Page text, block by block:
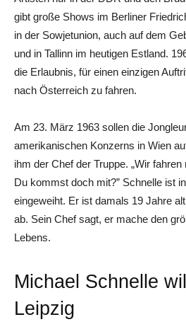
gibt große Shows im Berliner
in der Sowjetunion, auch auf dem
und in Tallinn im heutigen Estland.
die Erlaubnis, für einen einzigen
nach Österreich zu fahren.
Am 23. März 1963 sollen die
amerikanischen Konzerns in Wien
ihm der Chef der Truppe. „Wir
Du kommst doch mit?” Schnelle ist
eingeweiht. Er ist damals 19 Jahre
ab. Sein Chef sagt, er mache den
Lebens.
Michael Schnelle
Leipzig